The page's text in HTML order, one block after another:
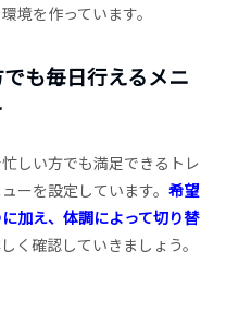
境を作っています。
も毎日行えるメニ
しい方でも満足できるトレ
ーを設定しています。 希望
加え、体調によって切り替
く確認していきましょう。